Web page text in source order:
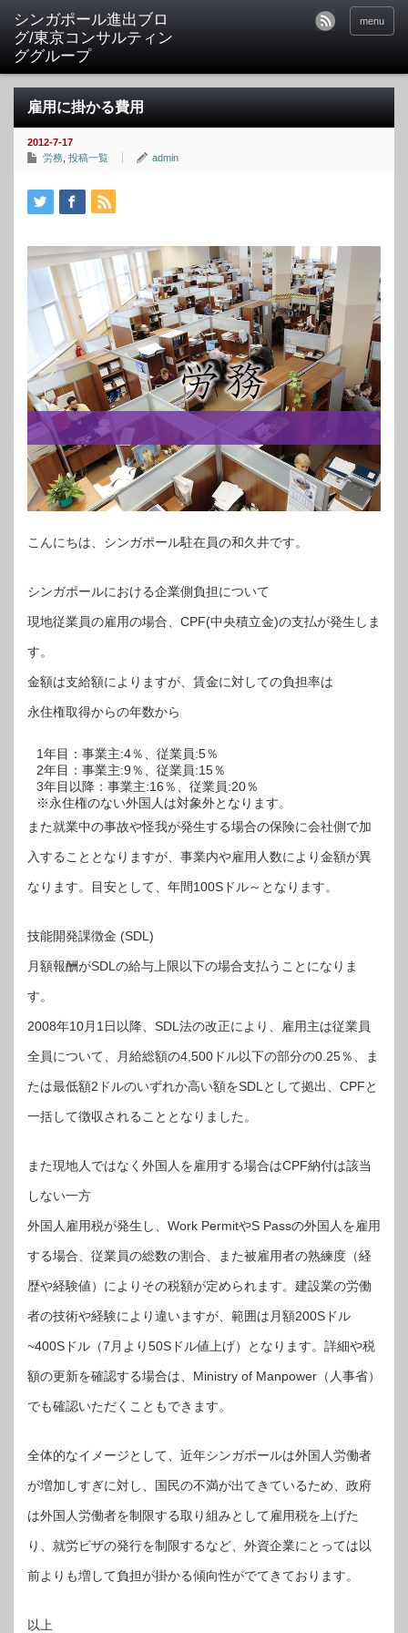
シンガポール進出ブロ
グ/東京コンサルティン
ググループ
menu
雇用に掛かる費用
2012-7-17
労務 投稿一覧 admin
こんにちは、シンガポール駐在員の和久井です。
シンガポールにおける企業側負担について
現地従業員の雇用の場合、CPF(中央積立金)の支払が発生しま
す。
金額は支給額によりますが、賃金に対しての負担率は
永住権取得からの年数から
1年目：事業主:4％、従業員:5％
2年目：事業主:9％、従業員:15％
3年目以降：事業主:16％、従業員:20％
※永住権のない外国人は対象外となります。
また就業中の事故や怪我が発生する場合の保険に会社側で加
入することとなりますが、事業内や雇用人数により金額が異
なります。目安として、年間100Sドル～となります。
技能開発課徴金 (SDL)
月額報酬がSDLの給与上限以下の場合支払うことになりま
す。
2008年10月1日以降、SDL法の改正により、雇用主は従業員
全員について、月給総額の4,500ドル以下の部分の0.25％、ま
たは最低額2ドルのいずれか高い額をSDLとして拠出、CPFと
一括して徴収されることとなりました。
また現地人ではなく外国人を雇用する場合はCPF納付は該当
しない一方
外国人雇用税が発生し、Work PermitやS Passの外国人を雇用
する場合、従業員の総数の割合、また被雇用者の熟練度（経
歴や経験値）によりその税額が定められます。建設業の労働
者の技術や経験により違いますが、範囲は月額200Sドル
~400Sドル（7月より50Sドル値上げ）となります。詳細や税
額の更新を確認する場合は、Ministry of Manpower（人事省）
でも確認いただくこともできます。
全体的なイメージとして、近年シンガポールは外国人労働者
が増加しすぎに対し、国民の不満が出てきているため、政府
は外国人労働者を制限する取り組みとして雇用税を上げた
り、就労ビザの発行を制限するなど、外資企業にとっては以
前よりも増して負担が掛かる傾向性がでてきております。
以上